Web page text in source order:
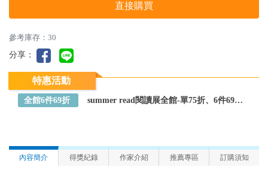
直接購買
參考庫存：30
分享：
特惠活動
全館6件69折 summer read閱讀展全館-單75折、6件69折～全館任選
內容簡介 得獎紀錄 作家介紹 推薦專區 訂購須知